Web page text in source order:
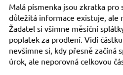
Malá písmenka jsou zkratka pro
důležitá informace existuje, ale
Žadatel si všimne měsíční
poplatek za prodlení. Vidí
nevšimne si, kdy přesně začíná
úrok, ale neporovná celkovou